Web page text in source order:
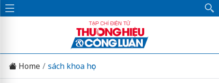
Home sách khoa học